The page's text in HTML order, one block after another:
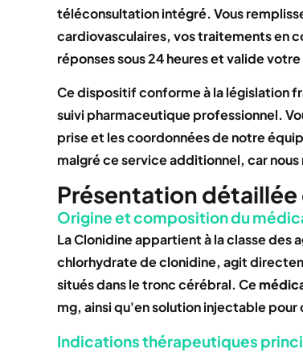
téléconsultation intégré. Vous
cardiovasculaires, vos traitements en
réponses sous 24 heures et valide
Ce dispositif conforme à la législation
suivi pharmaceutique professionnel.
prise et les coordonnées de notre
malgré ce service additionnel, car
Présentation détaillée
Origine et composition du
La Clonidine appartient à la classe
chlorhydrate de clonidine, agit
situés dans le tronc cérébral. Ce
mg, ainsi qu'en solution injectable
Indications thérapeutiques